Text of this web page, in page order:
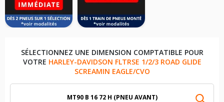
SÉLECTIONNEZ UNE DIMENSION COMPTATIBLE POUR
VOTRE HARLEY-DAVIDSON FLTRSE 1/2/3 ROAD GLIDE
SCREAMIN EAGLE/CVO
MT90 B 16 72 H (PNEU AVANT)